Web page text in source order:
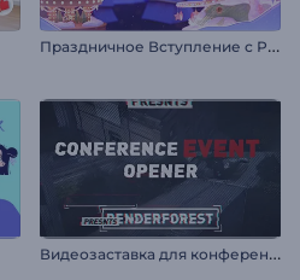
П
раздничное Вступление с Рождественским Венком
В
идеозаставка для конференции